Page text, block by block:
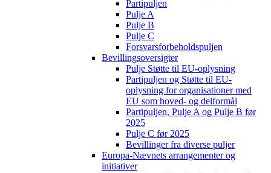
Partipuljen
Pulje A
Pulje B
Pulje C
Forsvarsforbeholdspuljen
Bevillingsoversigter
Pulje Støtte til EU-oplysning
Partipuljen og Støtte til EU-
oplysning for organisationer med
EU som hoved- og delformål
Partipuljen, Pulje A og Pulje B før
2025
Pulje C før 2025
Bevillinger fra diverse puljer
Europa-Nævnets arrangementer og
initiativer